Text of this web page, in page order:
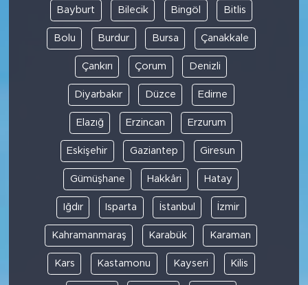
Bayburt Bilecik Bingöl Bitlis
Bolu Burdur Bursa Çanakkale
Çankırı Çorum Denizli
Diyarbakır Düzce Edirne
Elazığ Erzincan Erzurum
Eskişehir Gaziantep Giresun
Gümüşhane Hakkâri Hatay
Iğdır Isparta İstanbul İzmir
Kahramanmaraş Karabük Karaman
Kars Kastamonu Kayseri Kilis